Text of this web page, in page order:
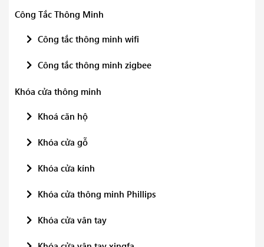
Công Tắc Thông Minh
Công tắc thông minh wifi
Công tắc thông minh zigbee
Khóa cửa thông minh
Khoá căn hộ
Khóa cửa gỗ
Khóa cửa kính
Khóa cửa thông minh Phillips
Khóa cửa vân tay